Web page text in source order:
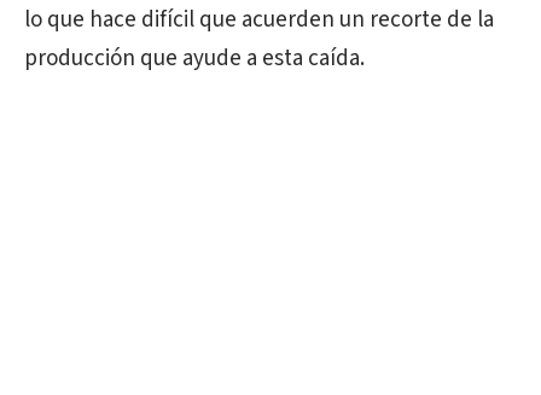
lo que hace difícil que acuerden un recorte de la
producción que ayude a esta caída.